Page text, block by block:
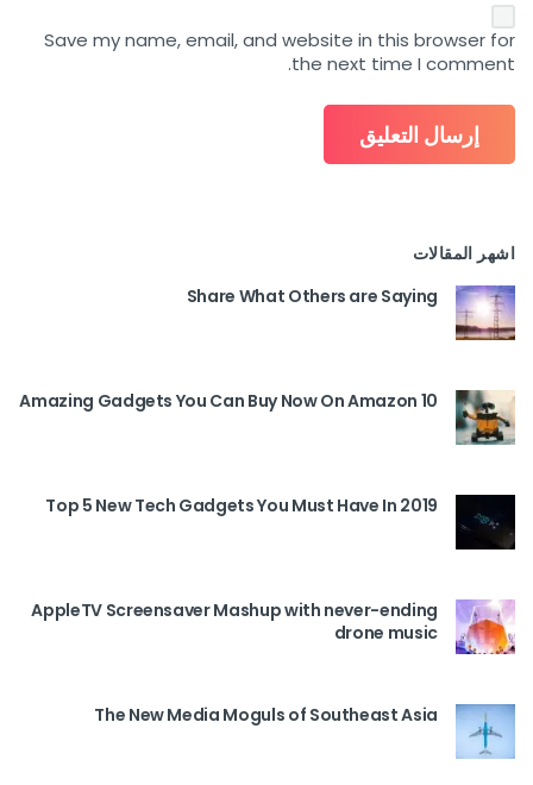
Save my name, email, and website in this browser for
the next time I comment.
اشهر المقالات
Share What Others are Saying
10 Amazing Gadgets You Can Buy Now On Amazon
Top 5 New Tech Gadgets You Must Have In 2019
AppleTV Screensaver Mashup with never-ending
drone music
The New Media Moguls of Southeast Asia